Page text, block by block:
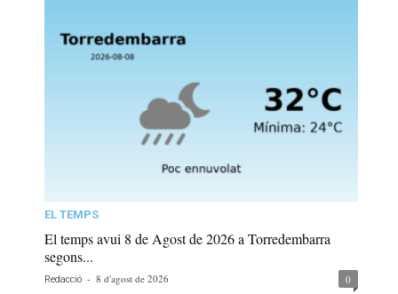
EL TEMPS
El temps avui 8 de Agost de 2026 a Torredembarra
segons...
Redacció - 8 d'agost de 2026 0